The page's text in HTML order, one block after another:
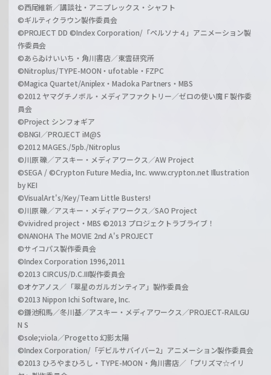
©西尾維新／講談社・アニプレックス・シャフト
©ギルティクラウン製作委員会
©PROJECT DD ©Index Corporation/「ペルソナ４」アニメーション製
作委員会
©あらゐけいいち・角川書店／東雲研究所
©Nitroplus/TYPE-MOON・ufotable・FZPC
©Magica Quartet/Aniplex・Madoka Partners・MBS
©2012 ヤマグチノボル・メディアファクトリー／ゼロの使い魔Ｆ製作委
員会
©Project シンフォギア
©BNGI／PROJECT iM@S
©2012 MAGES./5pb./Nitroplus
©川原 礫／アスキー・メディアワークス／AW Project
©SEGA / ©Crypton Future Media, Inc. www.crypton.net Illustration
by KEI
©VisualArt's/Key/Team Little Busters!
©川原 礫／アスキー・メディアワークス／SAO Project
©vividred project・MBS ©2013 プロジェクトラブライブ！
©NANOHA The MOVIE 2nd A's PROJECT
©サイコパス製作委員会
©Index Corporation 1996,2011
©2013 CIRCUS/D.C.III製作委員会
©オケアノス／「翠星のガルガンティア」製作委員会
©2013 Nippon Ichi Software, Inc.
©鎌池和馬／冬川基／アスキー・メディアワークス／PROJECT-RAILGU
N S
©sole;viola／Progetto 幻影太陽
©Index Corporation/「デビルサバイバー2」アニメーション製作委員会
©2013 ひろやまひろし・TYPE-MOON・角川書店／「プリズマ☆イリ